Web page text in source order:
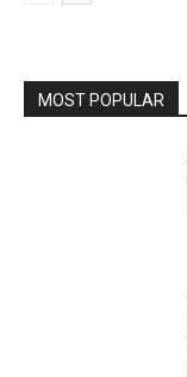
MOST POPULAR